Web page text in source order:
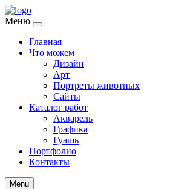
Меню
Главная
Что можем
Дизайн
Арт
Портреты животных
Сайты
Каталог работ
Акварель
Графика
Гуашь
Портфолио
Контакты
Menu